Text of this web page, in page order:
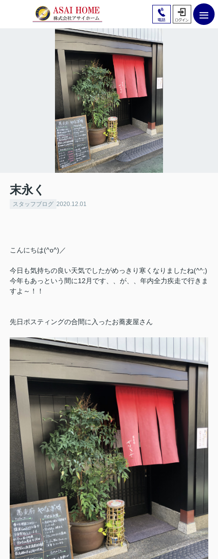
末永く
スタッフブログ 2020.12.01
こんにちは(^o^)／
今日も気持ちの良い天気でしたがめっきり寒くなりましたね(^^;)
今年もあっという間に12月です、、が、、年内全力疾走で行きま
すよ～！！
先日ポスティングの合間に入ったお蕎麦屋さん